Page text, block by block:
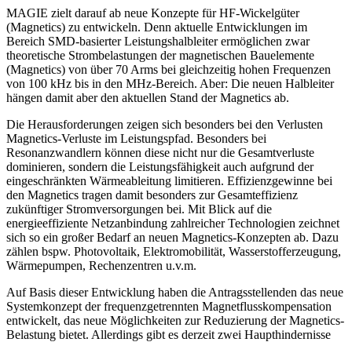
MAGIE zielt darauf ab neue Konzepte für HF-Wickelgüter
(Magnetics) zu entwickeln. Denn aktuelle Entwicklungen im
Bereich SMD-basierter Leistungshalbleiter ermöglichen zwar
theoretische Strombelastungen der magnetischen Bauelemente
(Magnetics) von über 70 Arms bei gleichzeitig hohen Frequenzen
von 100 kHz bis in den MHz-Bereich. Aber: Die neuen Halbleiter
hängen damit aber den aktuellen Stand der Magnetics ab.
Die Herausforderungen zeigen sich besonders bei den Verlusten
Magnetics-Verluste im Leistungspfad. Besonders bei
Resonanzwandlern können diese nicht nur die Gesamtverluste
dominieren, sondern die Leistungsfähigkeit auch aufgrund der
eingeschränkten Wärmeableitung limitieren. Effizienzgewinne bei
den Magnetics tragen damit besonders zur Gesamteffizienz
zukünftiger Stromversorgungen bei. Mit Blick auf die
energieeffiziente Netzanbindung zahlreicher Technologien zeichnet
sich so ein großer Bedarf an neuen Magnetics-Konzepten ab. Dazu
zählen bspw. Photovoltaik, Elektromobilität, Wasserstofferzeugung,
Wärmepumpen, Rechenzentren u.v.m.
Auf Basis dieser Entwicklung haben die Antragsstellenden das neue
Systemkonzept der frequenzgetrennten Magnetflusskompensation
entwickelt, das neue Möglichkeiten zur Reduzierung der Magnetics-
Belastung bietet. Allerdings gibt es derzeit zwei Haupthindernisse